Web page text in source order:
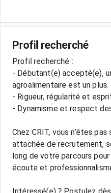
Profil recherché
Profil recherché :
- Débutant(e) accepté(e),
agroalimentaire est un plus.
- Rigueur, régularité et
- Dynamisme et respect
Chez CRIT, vous n’êtes
attachée de recrutement,
long de votre parcours
écoute et